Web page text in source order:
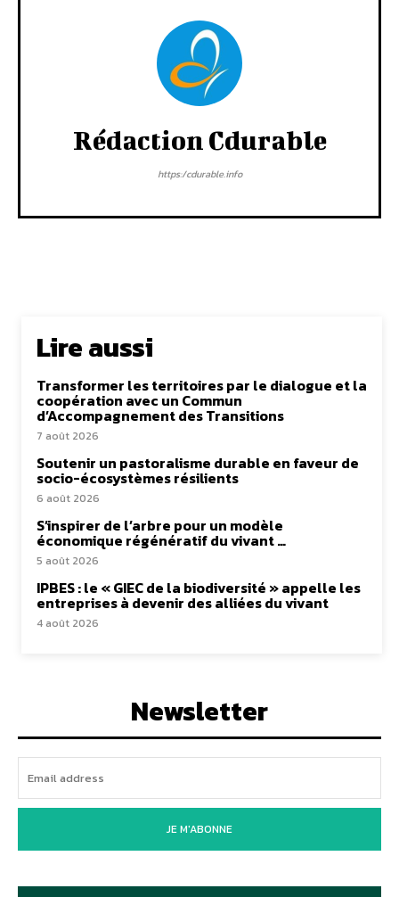
Rédaction Cdurable
https:/cdurable.info
Lire aussi
Transformer les territoires par le dialogue et la
coopération avec un Commun
d’Accompagnement des Transitions
7 août 2026
Soutenir un pastoralisme durable en faveur de
socio-écosystèmes résilients
6 août 2026
S’inspirer de l’arbre pour un modèle
économique régénératif du vivant …
5 août 2026
IPBES : le « GIEC de la biodiversité » appelle les
entreprises à devenir des alliées du vivant
4 août 2026
Newsletter
JE M'ABONNE